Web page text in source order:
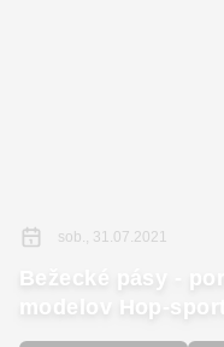
sob., 31.07.2021
Bežecké pásy -
modelov Hop-sport